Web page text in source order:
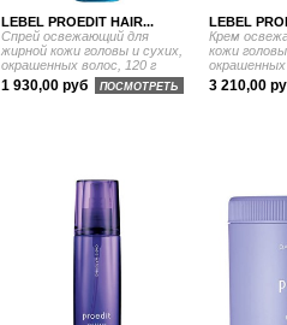
LEBEL PROEDIT HAIR...
Спрей освежающий для
жирной кожи головы и сухих,
окрашенных волос, 120 г
1 930,00 руб ПОСМОТРЕТЬ
LEBEL
Крем
кожи
окрашенных
3 210,00